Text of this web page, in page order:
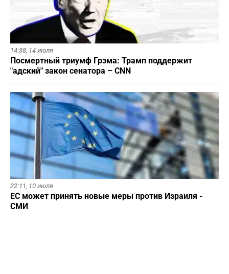
14:38, 14 июля
Посмертный триумф Грэма: Трамп поддержит
"адский" закон сенатора – CNN
22:11, 10 июля
ЕС может принять новые меры против Израиля -
СМИ